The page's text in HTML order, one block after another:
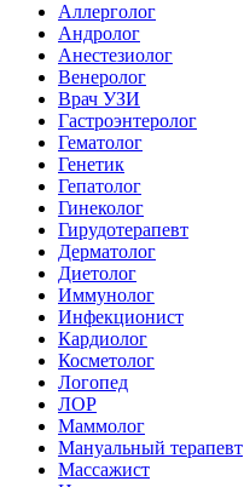
Аллерголог
Андролог
Анестезиолог
Венеролог
Врач УЗИ
Гастроэнтеролог
Гематолог
Генетик
Гепатолог
Гинеколог
Гирудотерапевт
Дерматолог
Диетолог
Иммунолог
Инфекционист
Кардиолог
Косметолог
Логопед
ЛОР
Маммолог
Мануальный терапевт
Массажист